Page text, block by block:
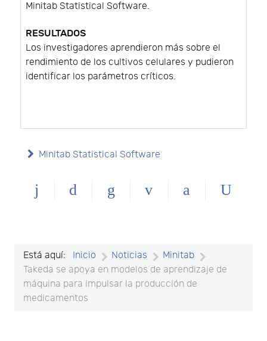
Minitab Statistical Software.
RESULTADOS
Los investigadores aprendieron más sobre el
rendimiento de los cultivos celulares y pudieron
identificar los parámetros críticos.
Minitab Statistical Software
Está aquí: Inicio Noticias
Minitab
Takeda se apoya en modelos de aprendizaje de
máquina para impulsar la producción de
medicamentos